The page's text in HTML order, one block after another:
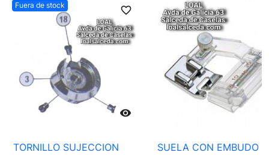
Fuera de stock

favorite_border
TORNILLO SUJECCION
SUELA CON EMBUDO